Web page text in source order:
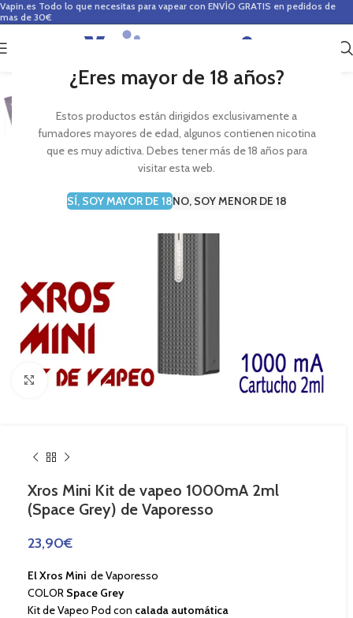
¿Eres mayor de 18 años?
Estos productos están dirigidos exclusivamente a
fumadores mayores de edad, algunos contienen nicotina
que es muy adictiva. Debes tener más de 18 años para
visitar esta web.
SÍ, SOY MAYOR DE 18NO, SOY MENOR DE 18
Vapin.es Todo lo que necesitas para vapear con ENVÍO GRATIS en pedidos de
mas de 30€
0
Haga Click para agrandar
Xros Mini Kit de vapeo 1000mA 2ml
(Space Grey) de Vaporesso
23,90€
El Xros Mini de Vaporesso
COLOR Space Grey
Kit de Vapeo Pod con calada automática